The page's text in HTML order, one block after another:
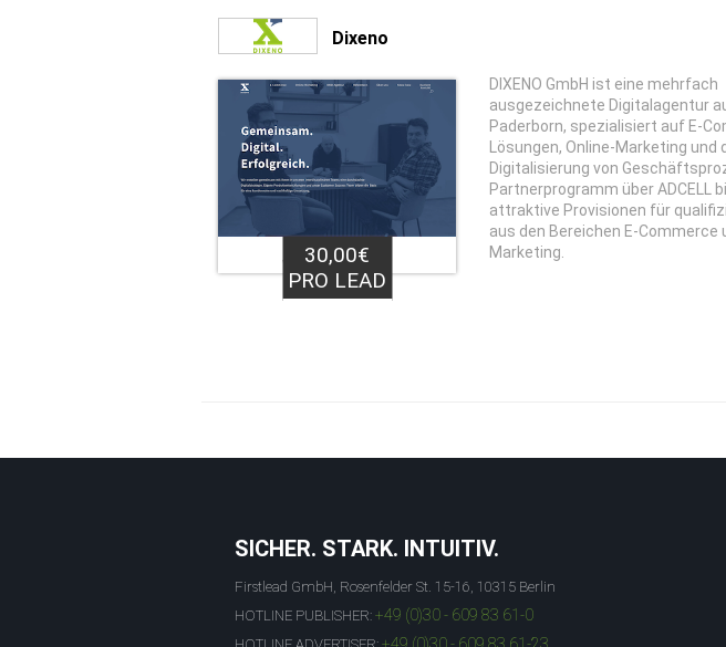
Dixeno
30,00€
PRO LEAD
DIXENO GmbH ist eine mehrfach
ausgezeichnete Digitalagentur
Paderborn, spezialisiert auf E-
Lösungen, Online-Marketing und
Digitalisierung von
Partnerprogramm über ADCELL
attraktive Provisionen für
aus den Bereichen E-Commerce
Marketing.
SICHER. STARK. INTUITIV.
Firstlead GmbH, Rosenfelder St. 15-16, 10315 Berlin
HOTLINE PUBLISHER: +49 (0)30 - 609 83 61-0